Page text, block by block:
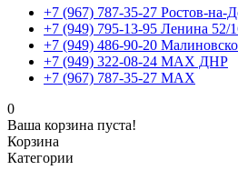
+7 (967) 787-35-27 Ростов-на-
+7 (949) 795-13-95 Ленина 52/
+7 (949) 486-90-20
+7 (949) 322-08-24 MAX ДНР
+7 (967) 787-35-27 MAX
0
Ваша корзина пуста!
Корзина
Категории